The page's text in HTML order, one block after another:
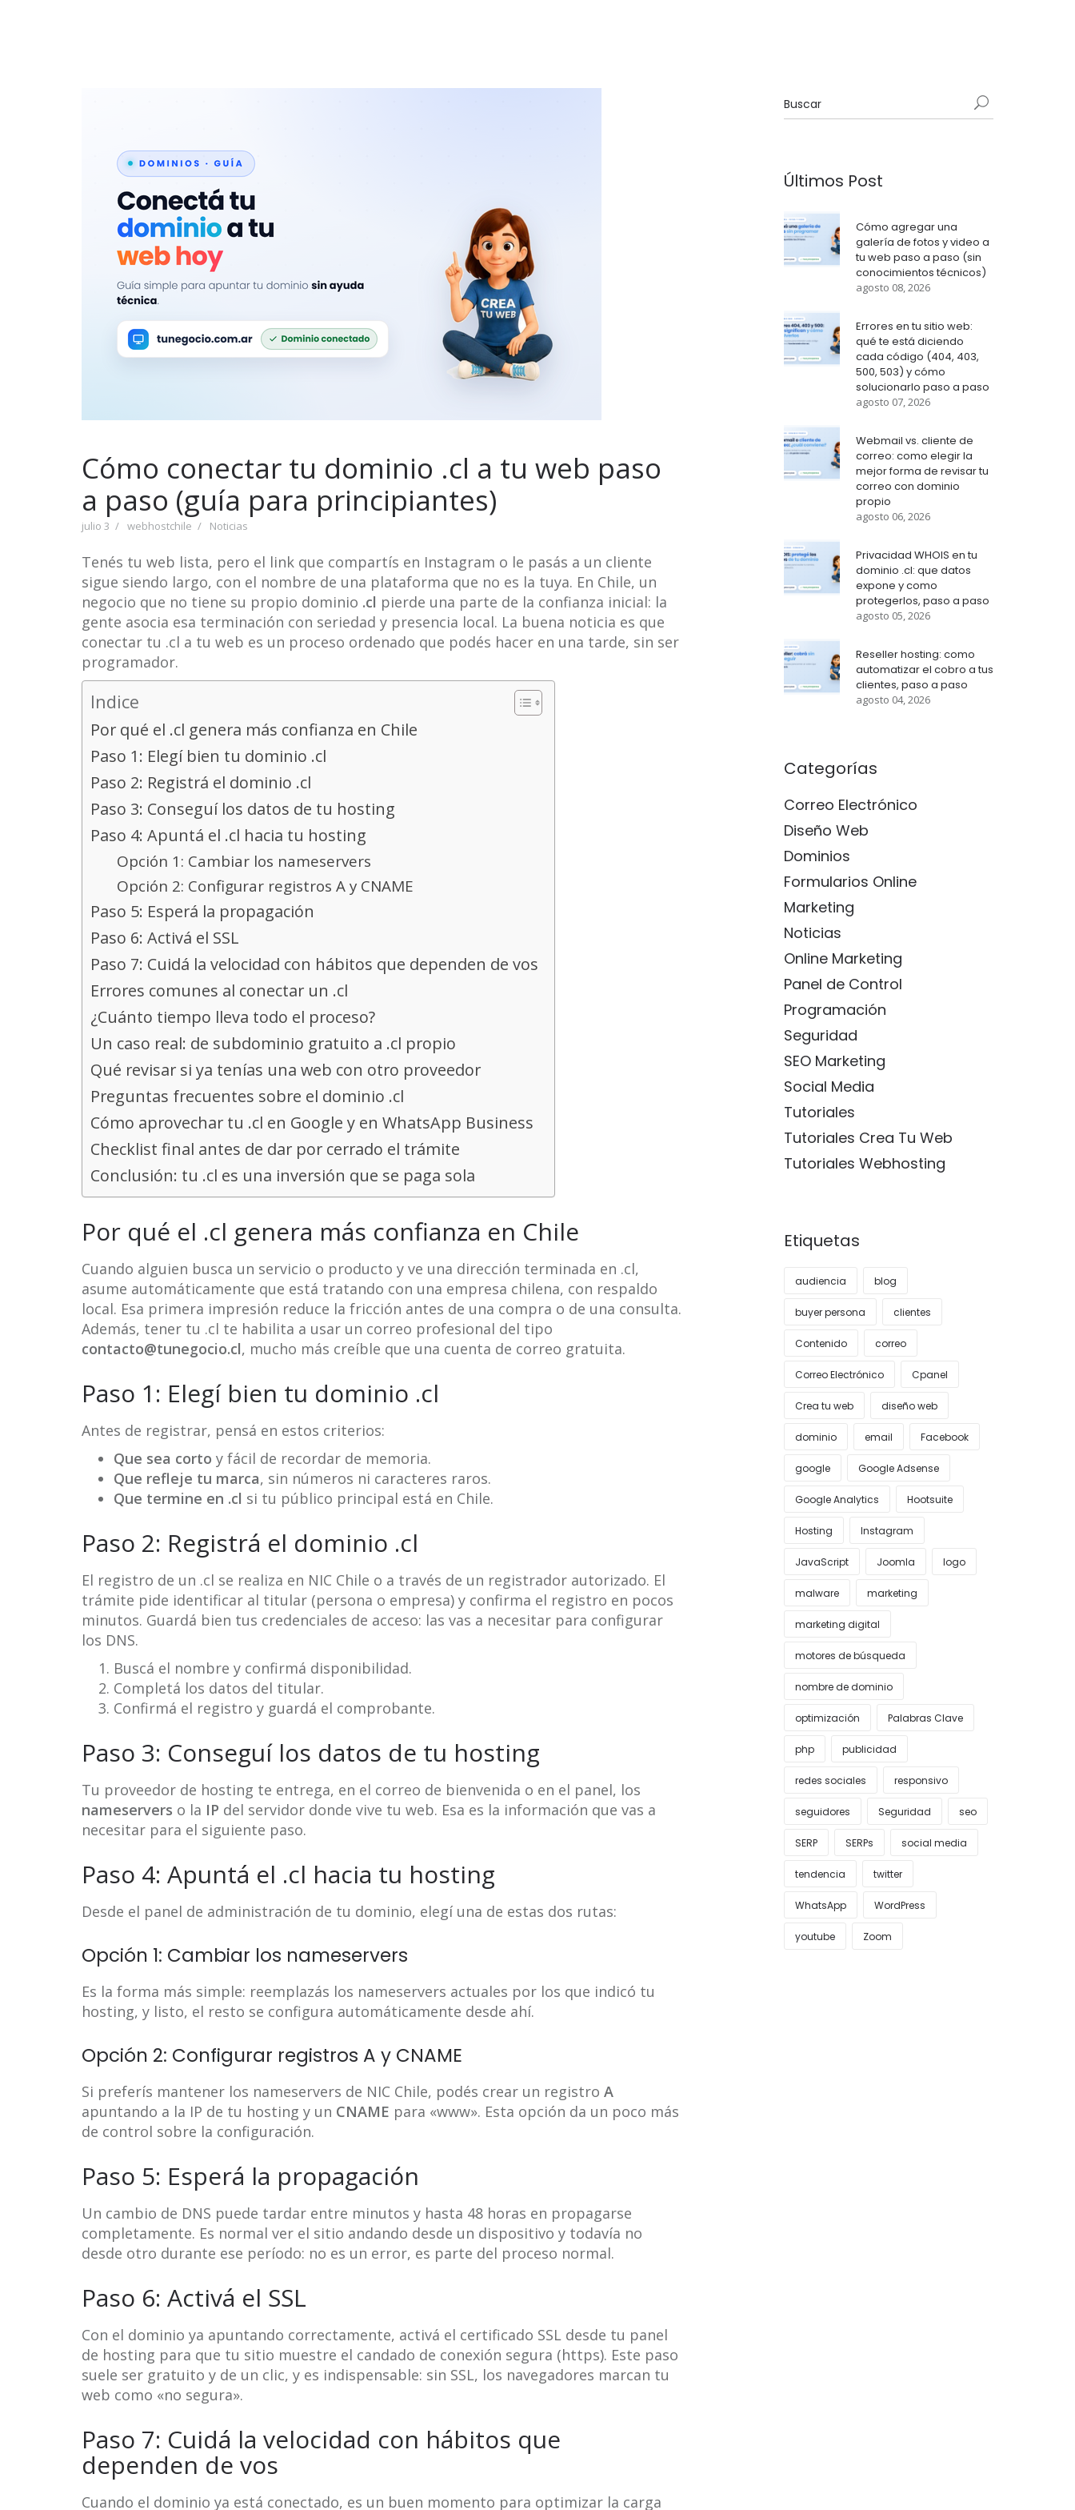
Cómo conectar tu dominio .cl a tu web paso
a paso (guía para principiantes)
julio 3 webhostchile Noticias
Tenés tu web lista, pero el link que compartís en Instagram o le pasás a un cliente
sigue siendo largo, con el nombre de una plataforma que no es la tuya. En Chile, un
negocio que no tiene su propio dominio .cl pierde una parte de la confianza inicial: la
gente asocia esa terminación con seriedad y presencia local. La buena noticia es que
conectar tu .cl a tu web es un proceso ordenado que podés hacer en una tarde, sin ser
programador.
Indice
Por qué el .cl genera más confianza en Chile
Paso 1: Elegí bien tu dominio .cl
Paso 2: Registrá el dominio .cl
Paso 3: Conseguí los datos de tu hosting
Paso 4: Apuntá el .cl hacia tu hosting
Opción 1: Cambiar los nameservers
Opción 2: Configurar registros A y CNAME
Paso 5: Esperá la propagación
Paso 6: Activá el SSL
Paso 7: Cuidá la velocidad con hábitos que dependen de vos
Errores comunes al conectar un .cl
¿Cuánto tiempo lleva todo el proceso?
Un caso real: de subdominio gratuito a .cl propio
Qué revisar si ya tenías una web con otro proveedor
Preguntas frecuentes sobre el dominio .cl
Cómo aprovechar tu .cl en Google y en WhatsApp Business
Checklist final antes de dar por cerrado el trámite
Conclusión: tu .cl es una inversión que se paga sola
Por qué el .cl genera más confianza en Chile
Cuando alguien busca un servicio o producto y ve una dirección terminada en .cl,
asume automáticamente que está tratando con una empresa chilena, con respaldo
local. Esa primera impresión reduce la fricción antes de una compra o de una consulta.
Además, tener tu .cl te habilita a usar un correo profesional del tipo
contacto@tunegocio.cl, mucho más creíble que una cuenta de correo gratuita.
Paso 1: Elegí bien tu dominio .cl
Antes de registrar, pensá en estos criterios:
Que sea corto y fácil de recordar de memoria.
Que refleje tu marca, sin números ni caracteres raros.
Que termine en .cl si tu público principal está en Chile.
Paso 2: Registrá el dominio .cl
El registro de un .cl se realiza en NIC Chile o a través de un registrador autorizado. El
trámite pide identificar al titular (persona o empresa) y confirma el registro en pocos
minutos. Guardá bien tus credenciales de acceso: las vas a necesitar para configurar
los DNS.
Buscá el nombre y confirmá disponibilidad.
Completá los datos del titular.
Confirmá el registro y guardá el comprobante.
Paso 3: Conseguí los datos de tu hosting
Tu proveedor de hosting te entrega, en el correo de bienvenida o en el panel, los
nameservers o la IP del servidor donde vive tu web. Esa es la información que vas a
necesitar para el siguiente paso.
Paso 4: Apuntá el .cl hacia tu hosting
Desde el panel de administración de tu dominio, elegí una de estas dos rutas:
Opción 1: Cambiar los nameservers
Es la forma más simple: reemplazás los nameservers actuales por los que indicó tu
hosting, y listo, el resto se configura automáticamente desde ahí.
Opción 2: Configurar registros A y CNAME
Si preferís mantener los nameservers de NIC Chile, podés crear un registro A
apuntando a la IP de tu hosting y un CNAME para «www». Esta opción da un poco más
de control sobre la configuración.
Paso 5: Esperá la propagación
Un cambio de DNS puede tardar entre minutos y hasta 48 horas en propagarse
completamente. Es normal ver el sitio andando desde un dispositivo y todavía no
desde otro durante ese período: no es un error, es parte del proceso normal.
Paso 6: Activá el SSL
Con el dominio ya apuntando correctamente, activá el certificado SSL desde tu panel
de hosting para que tu sitio muestre el candado de conexión segura (https). Este paso
suele ser gratuito y de un clic, y es indispensable: sin SSL, los navegadores marcan tu
web como «no segura».
Paso 7: Cuidá la velocidad con hábitos que
dependen de vos
Cuando el dominio ya está conectado, es un buen momento para optimizar la carga
Últimos Post
Cómo agregar una
galería de fotos y video a
tu web paso a paso (sin
conocimientos técnicos)
agosto 08, 2026
Errores en tu sitio web:
qué te está diciendo
cada código (404, 403,
500, 503) y cómo
solucionarlo paso a paso
agosto 07, 2026
Webmail vs. cliente de
correo: como elegir la
mejor forma de revisar tu
correo con dominio
propio
agosto 06, 2026
Privacidad WHOIS en tu
dominio .cl: que datos
expone y como
protegerlos, paso a paso
agosto 05, 2026
Reseller hosting: como
automatizar el cobro a tus
clientes, paso a paso
agosto 04, 2026
Categorías
Correo Electrónico
Diseño Web
Dominios
Formularios Online
Marketing
Noticias
Online Marketing
Panel de Control
Programación
Seguridad
SEO Marketing
Social Media
Tutoriales
Tutoriales Crea Tu Web
Tutoriales Webhosting
Etiquetas
audiencia blog
buyer persona clientes
Contenido correo
Correo Electrónico Cpanel
Crea tu web diseño web
dominio email Facebook
google Google Adsense
Google Analytics Hootsuite
Hosting Instagram
JavaScript Joomla logo
malware marketing
marketing digital
motores de búsqueda
nombre de dominio
optimización Palabras Clave
php publicidad
redes sociales responsivo
seguidores Seguridad seo
SERP SERPs social media
tendencia twitter
WhatsApp WordPress
youtube Zoom